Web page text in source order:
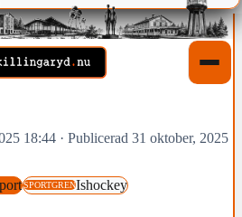
18:44 · Publicerad 31 oktober, 2025
SPORTGRENIshockey